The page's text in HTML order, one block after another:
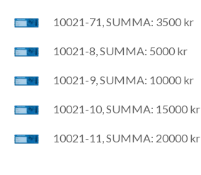
10021-71, SUMMA: 3500 kr
10021-8, SUMMA: 5000 kr
10021-9, SUMMA: 10000 kr
10021-10, SUMMA: 15000 kr
10021-11, SUMMA: 20000 kr